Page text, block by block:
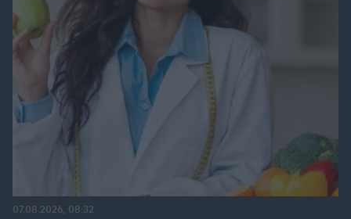
07.08.2026, 08:32